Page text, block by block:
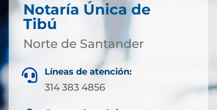
Notaría Única de
Tibú
Norte de Santander
 Líneas de atención:
314 383 4856